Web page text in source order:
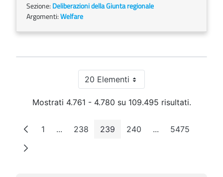
Sezione: Deliberazioni della Giunta regionale
Argomenti:Welfare
20 ElementiPer pagina
Mostrati 4.761 - 4.780 su 109.495 risultati.
Pagina
1 ...Pagine intermedie
Pagina
238 Pagina
239 Pagina
240 ...Pagine intermedie
Pagina
5475